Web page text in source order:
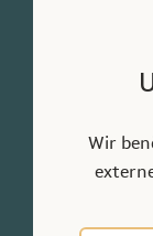
0711
Wir